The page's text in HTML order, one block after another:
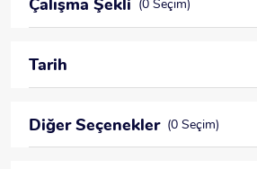
Çalışma Şekli (0 Seçim)
Tarih
Diğer Seçenekler (0 Seçim)